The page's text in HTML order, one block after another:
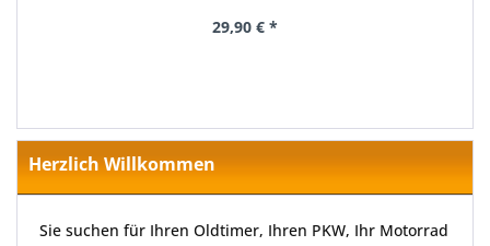
29,90 € *
Herzlich Willkommen
Sie suchen für Ihren Oldtimer, Ihren PKW, Ihr Motorrad